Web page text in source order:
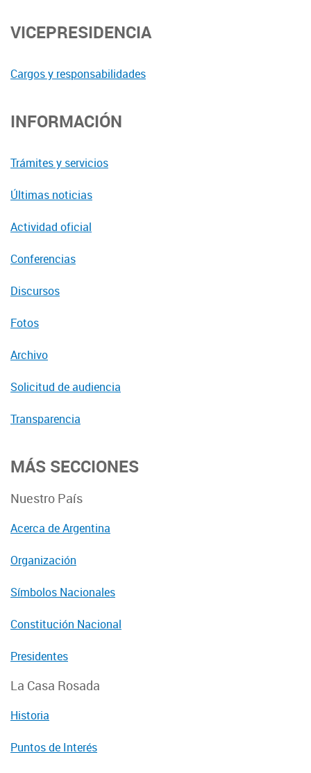
VICEPRESIDENCIA
Cargos y responsabilidades
INFORMACIÓN
Trámites y servicios
Últimas noticias
Actividad oficial
Conferencias
Discursos
Fotos
Archivo
Solicitud de audiencia
Transparencia
MÁS SECCIONES
Nuestro País
Acerca de Argentina
Organización
Símbolos Nacionales
Constitución Nacional
Presidentes
La Casa Rosada
Historia
Puntos de Interés